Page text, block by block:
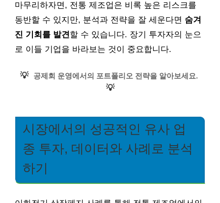
마무리하자면, 전통 제조업은 비록 높은 리스크를
동반할 수 있지만, 분석과 전략을 잘 세운다면 숨겨
진 기회를 발견할 수 있습니다. 장기 투자자의 눈으
로 이들 기업을 바라보는 것이 중요합니다.
💡 공제회 운영에서의 포트폴리오 전략을 알아보세요.
💡
시장에서의 성공적인 유사 업
종 투자, 데이터와 사례로 분석
하기